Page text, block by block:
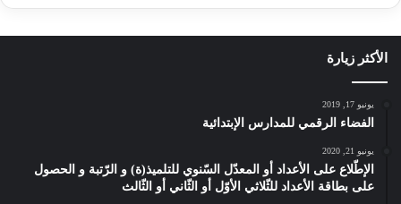
الأكثر زيارة
يونيو 17, 2019
الفضاء الرقمي للمدارس الإبتدائية
يونيو 21, 2020
الإطّلاع على الأعداد أو المعدّل السّنوي للتلميذ(ة) و الرّتبة و الحصول
على بطاقة الأعداد للثّلاثي الأوّل أو الثّاني أو الثّالث